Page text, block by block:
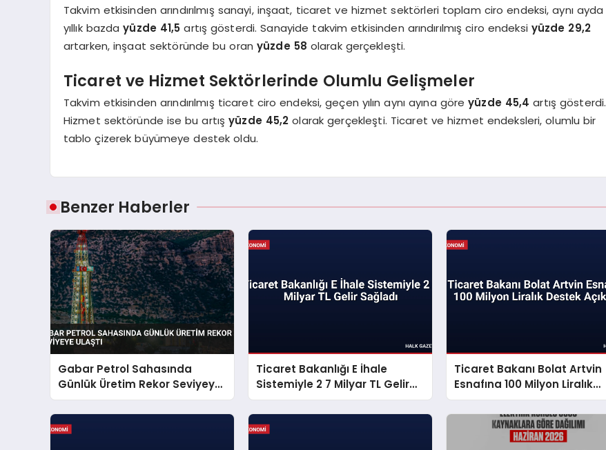
Takvim etkisinden arındırılmış sanayi, inşaat, ticaret ve hizmet sektörleri toplam ciro endeksi, aynı ayda
yıllık bazdayüzde 41,5 artış gösterdi. Sanayide takvim etkisinden arındırılmış ciro endeksi yüzde 29,2
artarken, inşaat sektöründe bu oran yüzde 58 olarak gerçekleşti.
Ticaret ve Hizmet Sektörlerinde Olumlu Gelişmeler
Takvim etkisinden arındırılmış ticaret ciro endeksi, geçen yılın aynı ayına göreyüzde 45,4 artış gösterdi.
Hizmet sektöründe ise bu artışyüzde 45,2 olarak gerçekleşti. Ticaret ve hizmet endeksleri, olumlu bir
tablo çizerek büyümeye destek oldu.
Benzer Haberler
Gabar Petrol Sahasında
Günlük Üretim Rekor Seviyeye
Ulaştı
Ticaret Bakanlığı E İhale
Sistemiyle 2 7 Milyar TL Gelir
Sağladı
Ticaret Bakanı Bolat Artvin
Esnafına 100 Milyon Liralık
Destek Açıkladı